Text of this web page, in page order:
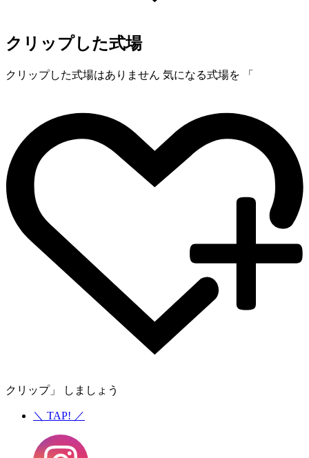
クリップした式場
クリップした式場はありません 気になる式場を 「
クリップ」 しましょう
＼ TAP! ／